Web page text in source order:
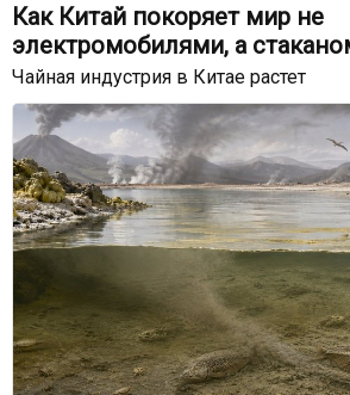
Как Китай покоряет мир не
электромобилями, а
Чайная индустрия в Китае растет